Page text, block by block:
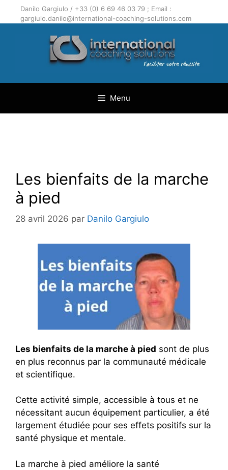
Danilo Gargiulo / +33 (0) 6 69 46 03 79 ; Email :
gargiulo.danilo@international-coaching-solutions.com
Menu
Les bienfaits de la marche
à pied
28 avril 2026 par Danilo Gargiulo
Les bienfaits de la marche à pied sont de plus
en plus reconnus par la communauté médicale
et scientifique.
Cette activité simple, accessible à tous et ne
nécessitant aucun équipement particulier, a été
largement étudiée pour ses effets positifs sur la
santé physique et mentale.
La marche à pied améliore la santé